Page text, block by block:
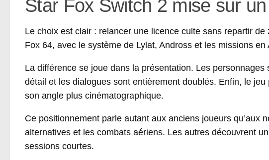
Star Fox Switch 2 mise sur
Le choix est clair : relancer une licence culte sans repartir
Fox 64, avec le système de Lylat, Andross et les missions
La différence se joue dans la présentation. Les
détail et les dialogues sont entièrement doublés. Enfin, le
son angle plus cinématographique.
Ce positionnement parle autant aux anciens joueurs qu’aux
alternatives et les combats aériens. Les autres découvrent
sessions courtes.